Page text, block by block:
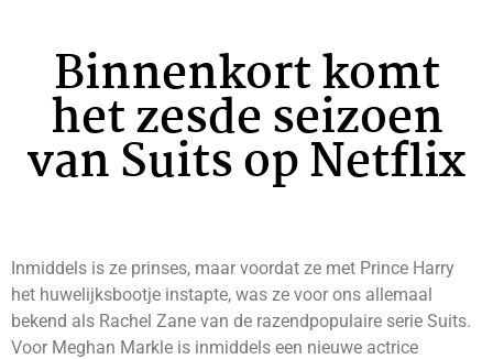
Binnenkort komt
het zesde seizoen
van Suits op Netflix
Inmiddels is ze prinses, maar voordat ze met Prince Harry
het huwelijksbootje instapte, was ze voor ons allemaal
bekend als Rachel Zane van de razendpopulaire serie Suits.
Voor Meghan Markle is inmiddels een nieuwe actrice